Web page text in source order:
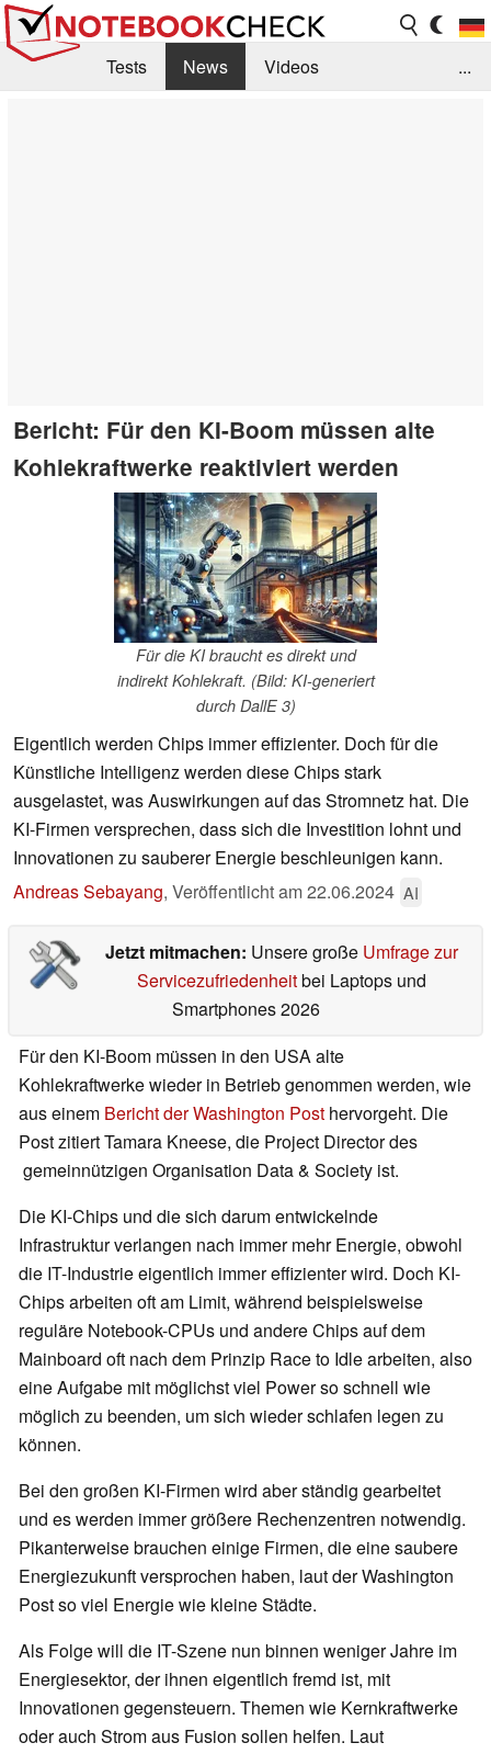
Tests News
Videos
...
Bericht: Für den KI-Boom müssen alte
Kohlekraftwerke reaktiviert werden
Für die KI braucht es direkt und
indirekt Kohlekraft. (Bild: KI-generiert
durch DallE 3)
Eigentlich werden Chips immer effizienter. Doch für die
Künstliche Intelligenz werden diese Chips stark
ausgelastet, was Auswirkungen auf das Stromnetz hat. Die
KI-Firmen versprechen, dass sich die Investition lohnt und
Innovationen zu sauberer Energie beschleunigen kann.
Andreas Sebayang, Veröffentlicht am22.06.2024 AI
Jetzt mitmachen: Unsere große Umfrage zur
Servicezufriedenheitbei Laptops und
Smartphones 2026
Für den KI-Boom müssen in den USA alte
Kohlekraftwerke wieder in Betrieb genommen werden, wie
aus einem Bericht der Washington Post hervorgeht. Die
Post zitiert Tamara Kneese, die Project Director des
gemeinnützigen Organisation Data & Society ist.
Die KI-Chips und die sich darum entwickelnde
Infrastruktur verlangen nach immer mehr Energie, obwohl
die IT-Industrie eigentlich immer effizienter wird. Doch KI-
Chips arbeiten oft am Limit, während beispielsweise
reguläre Notebook-CPUs und andere Chips auf dem
Mainboard oft nach dem Prinzip Race to Idle arbeiten, also
eine Aufgabe mit möglichst viel Power so schnell wie
möglich zu beenden, um sich wieder schlafen legen zu
können.
Bei den großen KI-Firmen wird aber ständig gearbeitet
und es werden immer größere Rechenzentren notwendig.
Pikanterweise brauchen einige Firmen, die eine saubere
Energiezukunft versprochen haben, laut der Washington
Post so viel Energie wie kleine Städte.
Als Folge will die IT-Szene nun binnen weniger Jahre im
Energiesektor, der ihnen eigentlich fremd ist, mit
Innovationen gegensteuern. Themen wie Kernkraftwerke
oder auch Strom aus Fusion sollen helfen. Laut